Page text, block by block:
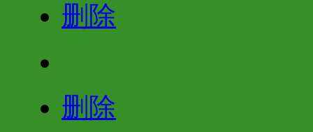
删除
删除